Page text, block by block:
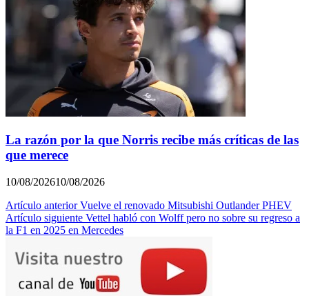
La razón por la que Norris recibe más críticas de las
que merece
10/08/202610/08/2026
Navegación
de
Artículo anterior Vuelve el renovado Mitsubishi Outlander PHEV
Artículo siguiente Vettel habló con Wolff pero no sobre su regreso a
la F1 en 2025 en Mercedes